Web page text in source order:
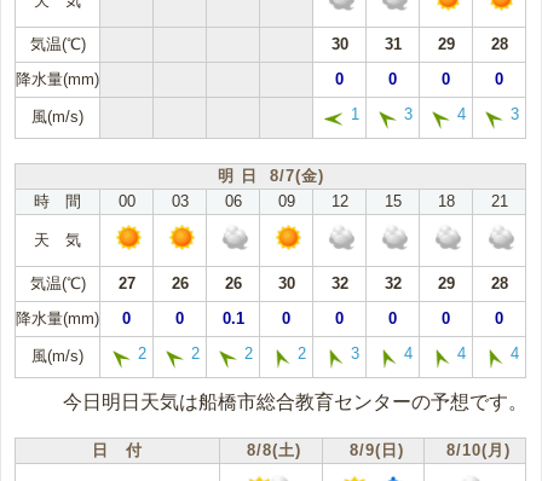
気温(℃) 30 31 29
28
降水量(mm)
0 0 0 0
風(m/s) 1 3 4 3
明 日 8/7(金)
時 間
00 03 06 09 12 15 18 21
天 気
気温(℃) 27 26 26 30 32 32 29
28
降水量(mm)
0 0 0.1 0 0 0 0 0
風(m/s) 2 2 2 2 3 4 4 4
今日明日天気は船橋市総合教育センターの予想です。
日 付 8/8(土) 8/9(日) 8/10(月)